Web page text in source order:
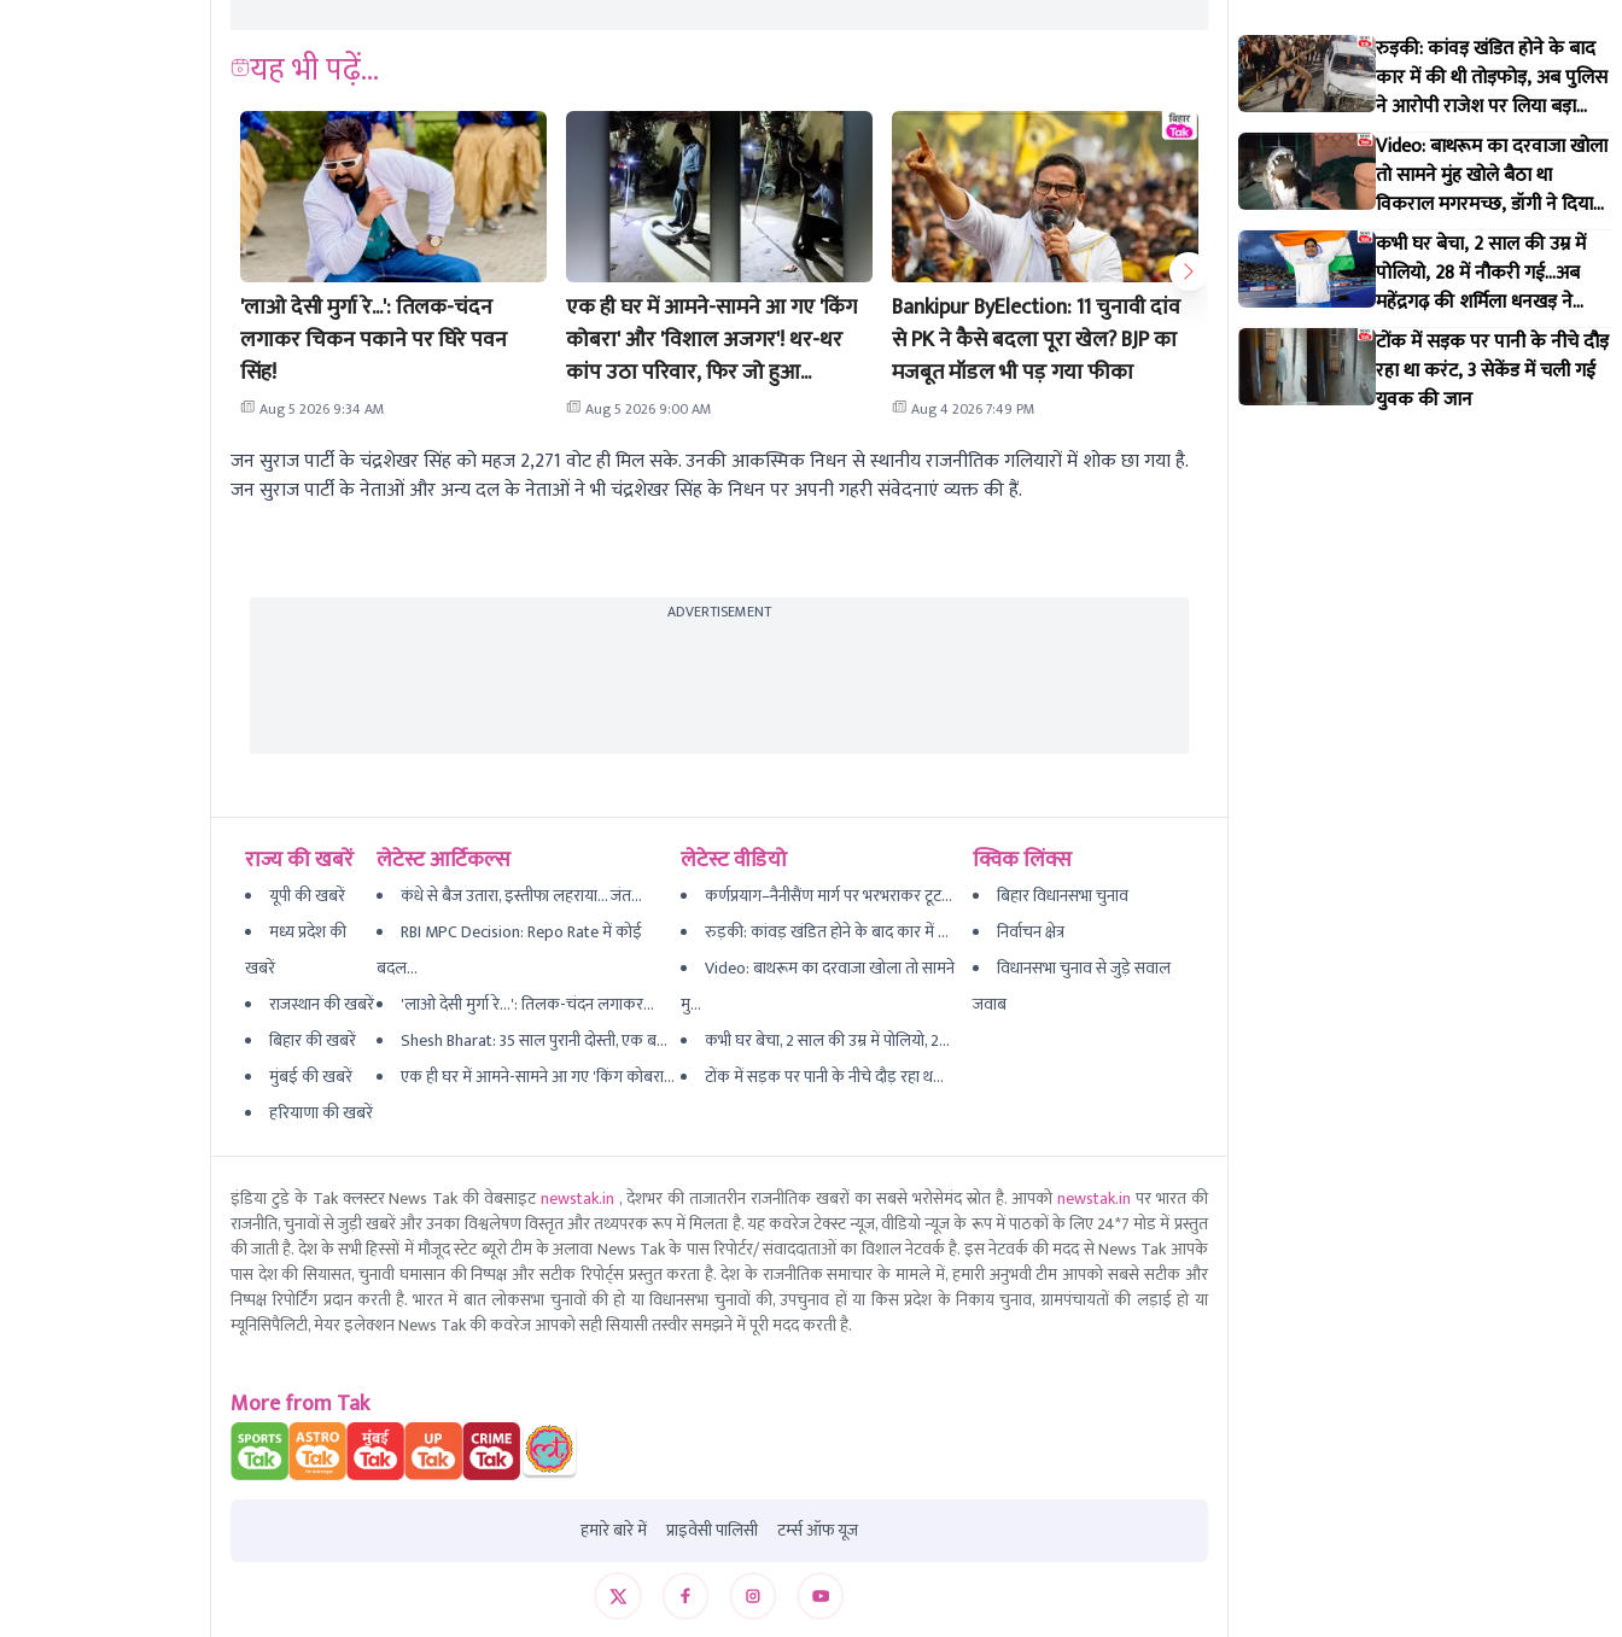
यह भी पढ़ें...
'लाओ देसी मुर्गा रे...': तिलक-चंदन
लगाकर चिकन पकाने पर घिरे पवन
सिंह!
Aug 5 2026 9:34 AM
एक ही घर में आमने-सामने आ गए 'किंग
कोबरा' और 'विशाल अजगर'! थर-थर
कांप उठा परिवार, फिर जो हुआ...
Aug 5 2026 9:00 AM
Bankipur ByElection: 11 चुनावी दांव
से PK ने कैसे बदला पूरा खेल? BJP का
मजबूत मॉडल भी पड़ गया फीका
Aug 4 2026 7:49 PM
Bihar Weather Update: 5 अगस्त को
अररिया-सुपौल में अति भारी बारिश तो 8
जिलों में भारी वर्षा का अलर्ट, जानिए
IMD का अपडेट!
Aug 4 2026 7:39 PM
बांकीपुर
ने BJP
जन सुराज पार्टी के चंद्रशेखर सिंह को महज 2,271 वोट ही मिल सके. उनकी आकस्मिक निधन से स्थानीय राजनीतिक गलियारों में शोक छा गया है.
जन सुराज पार्टी के नेताओं और अन्य दल के नेताओं ने भी चंद्रशेखर सिंह के निधन पर अपनी गहरी संवेदनाएं व्यक्त की हैं.
ADVERTISEMENT
राज्य की खबरें
यूपी की खबरें
मध्य प्रदेश की
खबरें
राजस्थान की खबरें
बिहार की खबरें
मुंबई की खबरें
हरियाणा की खबरें
लेटेस्ट आर्टिकल्स
कंधे से बैज उतारा, इस्तीफा लहराया... जंत...
RBI MPC Decision: Repo Rate में कोई
बदल...
'लाओ देसी मुर्गा रे...': तिलक-चंदन लगाकर...
Shesh Bharat: 35 साल पुरानी दोस्ती, एक ब...
एक ही घर में आमने-सामने आ गए 'किंग कोबरा...
लेटेस्ट वीडियो
कर्णप्रयाग–नैनीसैंण मार्ग पर भरभराकर टूट...
रुड़की: कांवड़ खंडित होने के बाद कार में ...
Video: बाथरूम का दरवाजा खोला तो सामने
मु...
कभी घर बेचा, 2 साल की उम्र में पोलियो, 2...
टोंक में सड़क पर पानी के नीचे दौड़ रहा थ...
क्विक लिंक्स
बिहार विधानसभा चुनाव
निर्वाचन क्षेत्र
विधानसभा चुनाव से जुड़े सवाल
जवाब
इंडिया टुडे के Tak क्लस्टर News Tak की वेबसाइटnewstak.in , देशभर की ताजातरीन राजनीतिक खबरों का सबसे भरोसेमंद स्रोत है. आपकोnewstak.in पर भारत की
राजनीति, चुनावों से जुड़ी खबरें और उनका विश्वलेषण विस्तृत और तथ्यपरक रूप में मिलता है. यह कवरेज टेक्स्ट न्यूज, वीडियो न्यूज के रूप में पाठकों के लिए 24*7 मोड में प्रस्तुत
की जाती है. देश के सभी हिस्सों में मौजूद स्टेट ब्यूरो टीम के अलावा News Tak के पास रिपोर्टर/ संवाददाताओं का विशाल नेटवर्क है. इस नेटवर्क की मदद से News Tak आपके
पास देश की सियासत, चुनावी घमासान की निष्पक्ष और सटीक रिपोर्ट्स प्रस्तुत करता है. देश के राजनीतिक समाचार के मामले में, हमारी अनुभवी टीम आपको सबसे सटीक और
निष्पक्ष रिपोर्टिंग प्रदान करती है. भारत में बात लोकसभा चुनावों की हो या विधानसभा चुनावों की, उपचुनाव हों या किस प्रदेश के निकाय चुनाव, ग्रामपंचायतों की लड़ाई हो या
म्यूनिसिपैलिटी, मेयर इलेक्शन News Tak की कवरेज आपको सही सियासी तस्वीर समझने में पूरी मदद करती है.
More from Tak
हमारे बारे में प्राइवेसी पालिसी टर्म्स ऑफ यूज
रुड़की: कांवड़ खंडित होने के बाद
कार में की थी तोड़फोड़, अब पुलिस
ने आरोपी राजेश पर लिया बड़ा
एक्शन
Video: बाथरूम का दरवाजा खोला
तो सामने मुंह खोले बैठा था
विकराल मगरमच्छ, डॉगी ने दिया
मकान मालिक को इशारा
कभी घर बेचा, 2 साल की उम्र में
पोलियो, 28 में नौकरी गई...अब
महेंद्रगढ़ की शर्मिला धनखड़ ने
कॉमनवेल्थ गेम्स में रचा इतिहास
टोंक में सड़क पर पानी के नीचे दौड़
रहा था करंट, 3 सेकेंड में चली गई
युवक की जान